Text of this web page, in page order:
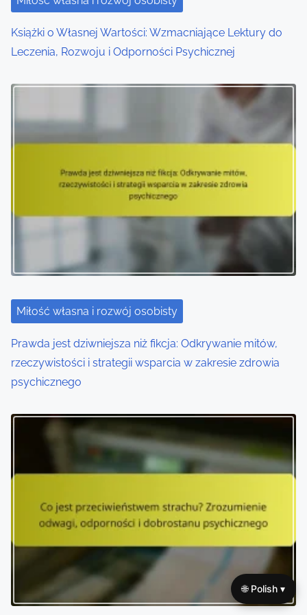
Książki o Własnej Wartości: Wzmacniające Lektury do
Leczenia, Rozwoju i Odporności Psychicznej
Miłość własna i rozwój osobisty
Prawda jest dziwniejsza niż fikcja: Odkrywanie mitów,
rzeczywistości i strategii wsparcia w zakresie zdrowia
psychicznego
🌐 Polish ▾